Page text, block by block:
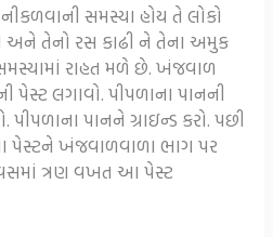
સમસ્યા હોય તે લોકો
અને તેનો રસ કાઢી ને તેના અમુક
રાહત મળે છે. ખંજવાળ
પેસ્ટ લગાવો. પીપળાના પાનની
પાનને ગ્રાઇન્ડ કરો. પછી
ખંજવાળવાળા ભાગ પર
ત્રણ વખત આ પેસ્ટ